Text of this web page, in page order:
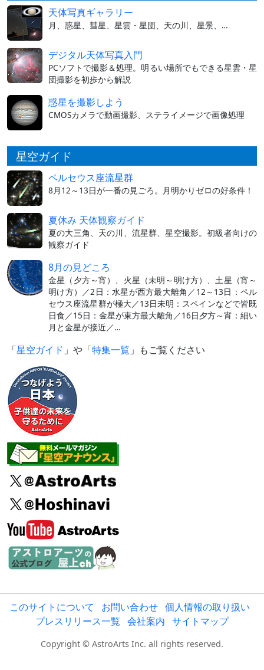
天体写真ギャラリー
月、惑星、彗星、星雲・星団、天の川、星景、…
デジタル天体写真入門
PCソフトで撮影＆処理。明るい場所でもできる星雲・星
団撮影を初歩から解説
惑星を撮影しよう
CMOSカメラで動画撮影、ステライメージで画像処理
星空ガイド
ペルセウス座流星群
8月12～13日が一番の見ごろ。月明かりゼロの好条件！
夏休み 天体観察ガイド
夏の大三角、天の川、流星群、星空撮影。初級者向けの
観察ガイド
8月の見どころ
金星（夕方～宵）、火星（未明～明け方）、土星（宵～
明け方）／2日：水星が西方最大離角／12～13日：ペル
セウス座流星群が極大／13日未明：スペインなどで皆既
日食／15日：金星が東方最大離角／16日夕方～宵：細い
月と金星が接近／…
「星空ガイド 」や「特集一覧 」もご覧ください
このサイトについて お問い合わせ 個人情報の取り扱い
プレスリリース一覧 会社案内 サイトマップ
Copyright © AstroArts Inc. all rights reserved.